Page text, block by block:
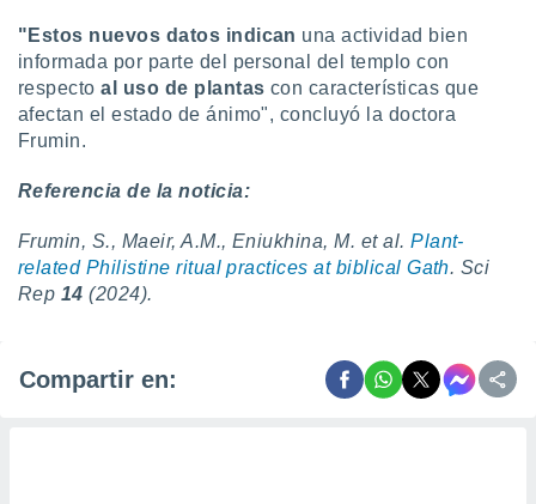
"Estos nuevos datos indican una actividad bien
informada por parte del personal del templo con
respectoal uso de plantas con características que
afectan el estado de ánimo", concluyó la doctora
Frumin.
Referencia de la noticia:
Frumin, S., Maeir, A.M., Eniukhina, M. et al.Plant-
related Philistine ritual practices at biblicalGath. Sci
Rep 14 (2024).
Compartir en: